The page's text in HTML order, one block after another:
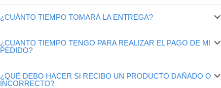
¿CUÁNTO TIEMPO TOMARÁ LA ENTREGA?
¿CUANTO TIEMPO TENGO PARA REALIZAR EL PAGO DE MI
PEDIDO?
¿QUÉ DEBO HACER SI RECIBO UN PRODUCTO DAÑADO O
INCORRECTO?